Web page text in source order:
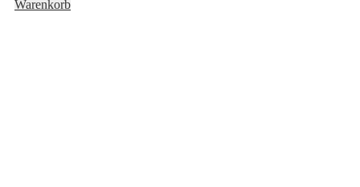
Warenkorb